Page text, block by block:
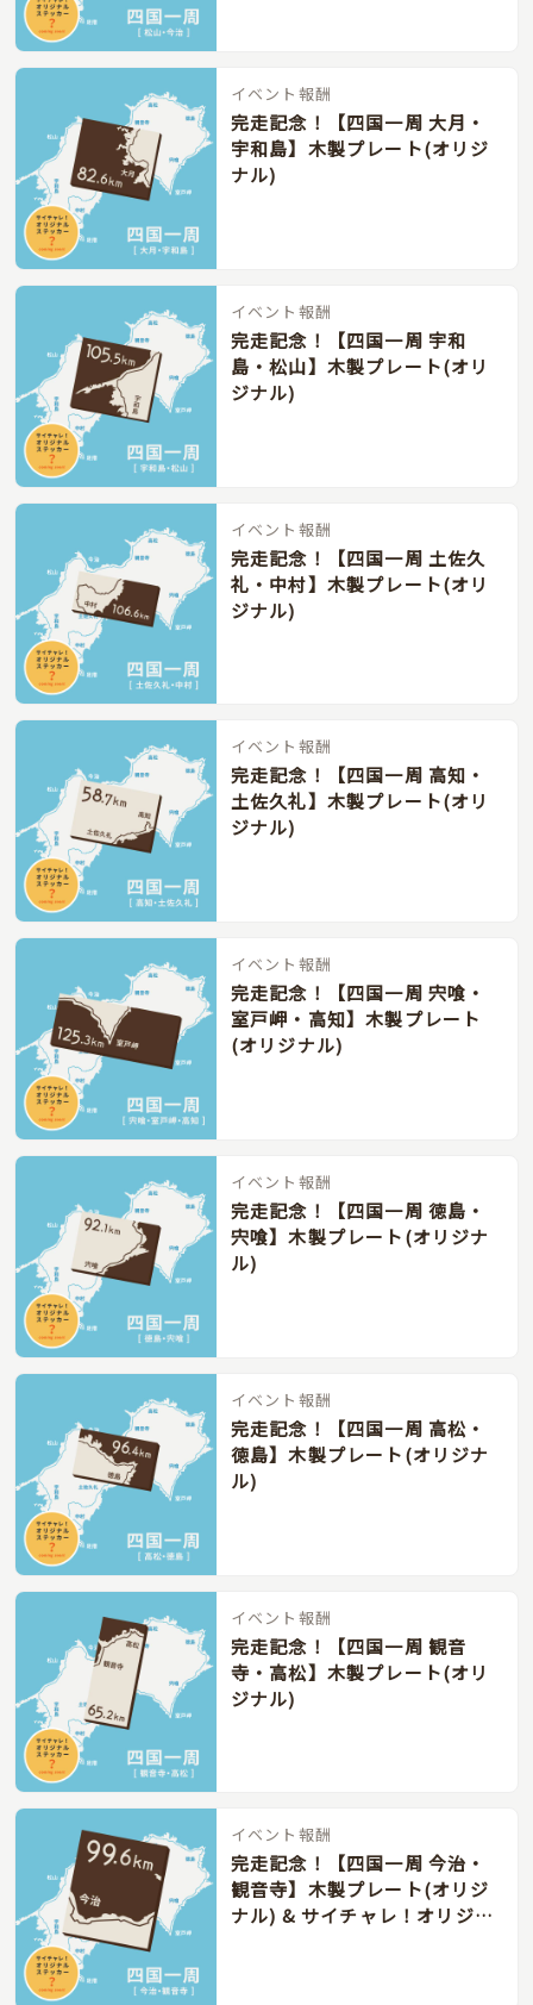
イベント報酬
完走記念！【四国一周 大月・
宇和島】木製プレート(オリジ
ナル)
イベント報酬
完走記念！【四国一周 宇和
島・松山】木製プレート(オリ
ジナル)
イベント報酬
完走記念！【四国一周 土佐久
礼・中村】木製プレート(オリ
ジナル)
イベント報酬
完走記念！【四国一周 高知・
土佐久礼】木製プレート(オリ
ジナル)
イベント報酬
完走記念！【四国一周 宍喰・
室戸岬・高知】木製プレート
(オリジナル)
イベント報酬
完走記念！【四国一周 徳島・
宍喰】木製プレート(オリジナ
ル)
イベント報酬
完走記念！【四国一周 高松・
徳島】木製プレート(オリジナ
ル)
イベント報酬
完走記念！【四国一周 観音
寺・高松】木製プレート(オリ
ジナル)
イベント報酬
完走記念！【四国一周 今治・
観音寺】木製プレート(オリジ
ナル) & サイチャレ！オリジナ